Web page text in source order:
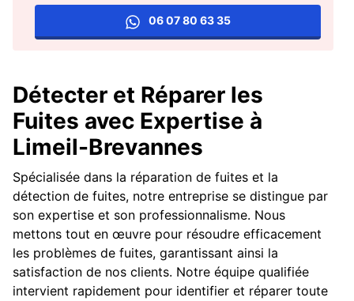
06 07 80 63 35
Détecter et Réparer les
Fuites avec Expertise à
Limeil-Brevannes
Spécialisée dans la réparation de fuites et la
détection de fuites, notre entreprise se distingue par
son expertise et son professionnalisme. Nous
mettons tout en œuvre pour résoudre efficacement
les problèmes de fuites, garantissant ainsi la
satisfaction de nos clients. Notre équipe qualifiée
intervient rapidement pour identifier et réparer toute